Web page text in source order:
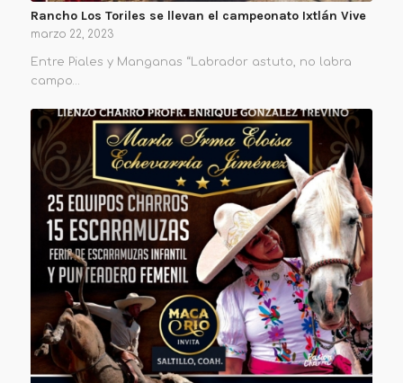
Rancho Los Toriles se llevan el campeonato Ixtlán Vive
marzo 22, 2023
Entre Piales y Manganas “Labrador astuto, no labra
campo…